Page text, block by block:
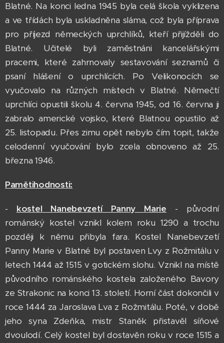
Blatné. Na konci ledna 1945 byla celá škola vyklizena
a ve třídách byla uskladněna sláma, což byla příprava
pro příjezd německých uprchlíků, kteří přijížděli do
Blatné. Učitelé byli zaměstnáni kancelářskými
pracemi, které zahrnovaly sestavování seznamů či
psaní hlášení o uprchlících. Po Velikonocích se
vyučovalo na různých místech v Blatné. Němečtí
uprchlíci opustili školu 4. června 1945, od 16. června ji
zabralo americké vojsko, které Blatnou opustilo až
25. listopadu. Přes zimu opět nebylo čím topit, takže
celodenní vyučování bylo zcela obnoveno až 25.
března 1946.
Pamětihodnosti:
- kostel Nanebevzetí Panny Marie - původní
románský kostel vznikl kolem roku 1290 a trochu
později k němu přibyla fara. Kostel Nanebevzetí
Panny Marie v Blatné byl postaven Lvy z Rožmitálu v
letech 1444 až 1515 v gotickém slohu. Vznikl na místě
původního románského kostela založeného Bavory
ze Strakonic na konci 13. století. Horní část dokončili v
roce 1444 za Jaroslava Lva z Rožmitálu. Poté, v době
jeho syna Zdeňka, mistr Staněk přistavěl síňové
dvoulodí. Celý kostel byl dostavěn roku v roce 1515 a